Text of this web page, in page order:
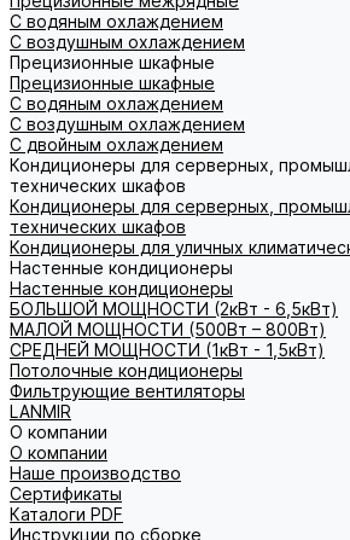
С водяным охлаждением
С воздушным охлаждением
Прецизионные шкафные
Прецизионные шкафные
С водяным охлаждением
С воздушным охлаждением
С двойным охлаждением
Кондиционеры для серверных,
технических шкафов
Кондиционеры для серверных,
технических шкафов
Кондиционеры для уличных
Настенные кондиционеры
Настенные кондиционеры
БОЛЬШОЙ МОЩНОСТИ (2кВт - 6,5кВт)
МАЛОЙ МОЩНОСТИ (500Вт – 800Вт)
СРЕДНЕЙ МОЩНОСТИ (1кВт - 1,5кВт)
Потолочные кондиционеры
Фильтрующие вентиляторы
LANMIR
О компании
О компании
Наше производство
Сертификаты
Каталоги PDF
Инструкции по сборке